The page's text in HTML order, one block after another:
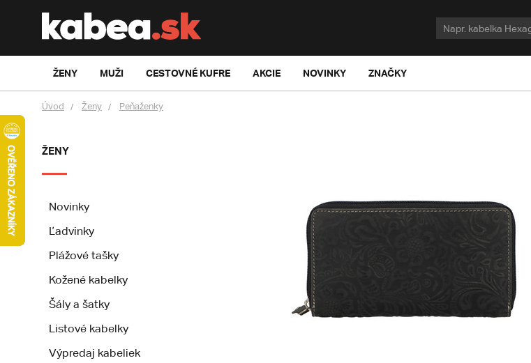
ŽENY MUŽI CESTOVNÉ KUFRE AKCIE NOVINKY ZNAČKY
Úvod Ženy Peňaženky
ŽENY
Novinky
Ľadvinky
Plážové tašky
Kožené kabelky
Šály a šatky
Listové kabelky
Výpredaj kabeliek